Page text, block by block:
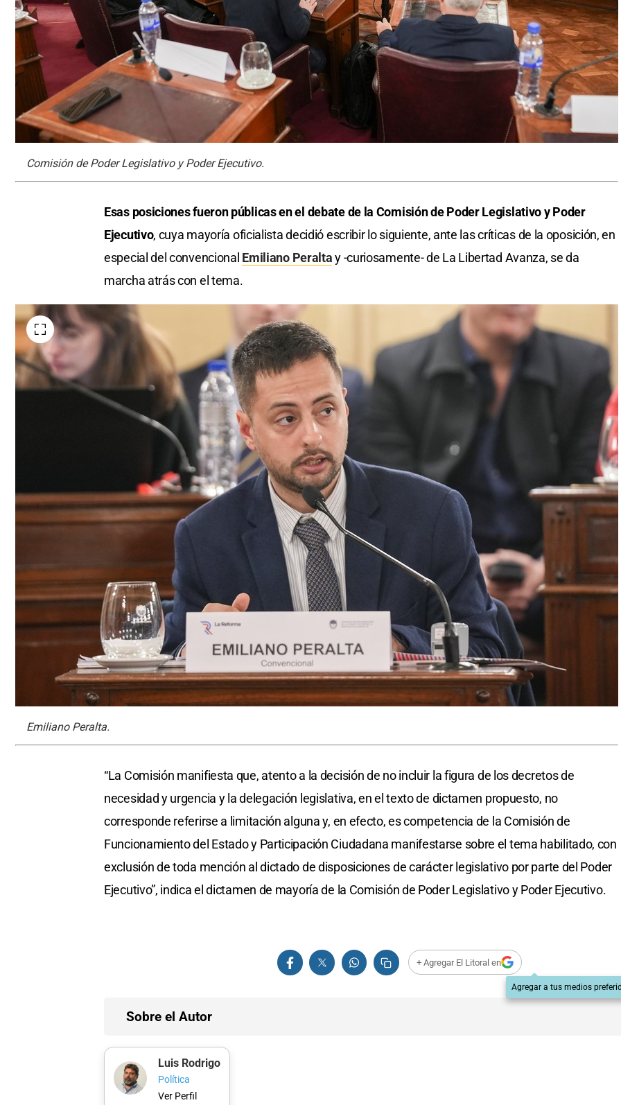
Comisión de Poder Legislativo y Poder Ejecutivo.
Esas posiciones fueron públicas en el debate de la Comisión de Poder Legislativo y Poder
Ejecutivo, cuya mayoría oficialista decidió escribir lo siguiente, ante las críticas de la oposición, en
especial del convencional Emiliano Peraltay -curiosamente- de La Libertad Avanza, se da
marcha atrás con el tema.
Emiliano Peralta.
“La Comisión manifiesta que, atento a la decisión de no incluir la figura de los decretos de
necesidad y urgencia y la delegación legislativa, en el texto de dictamen propuesto, no
corresponde referirse a limitación alguna y, en efecto, es competencia de la Comisión de
Funcionamiento del Estado y Participación Ciudadana manifestarse sobre el tema habilitado, con
exclusión de toda mención al dictado de disposiciones de carácter legislativo por parte del Poder
Ejecutivo”, indica el dictamen de mayoría de la Comisión de Poder Legislativo y Poder Ejecutivo.
+ Agregar El Litoral en
Agregar a tus medios
Sobre el Autor
Luis Rodrigo
Política
Ver Perfil